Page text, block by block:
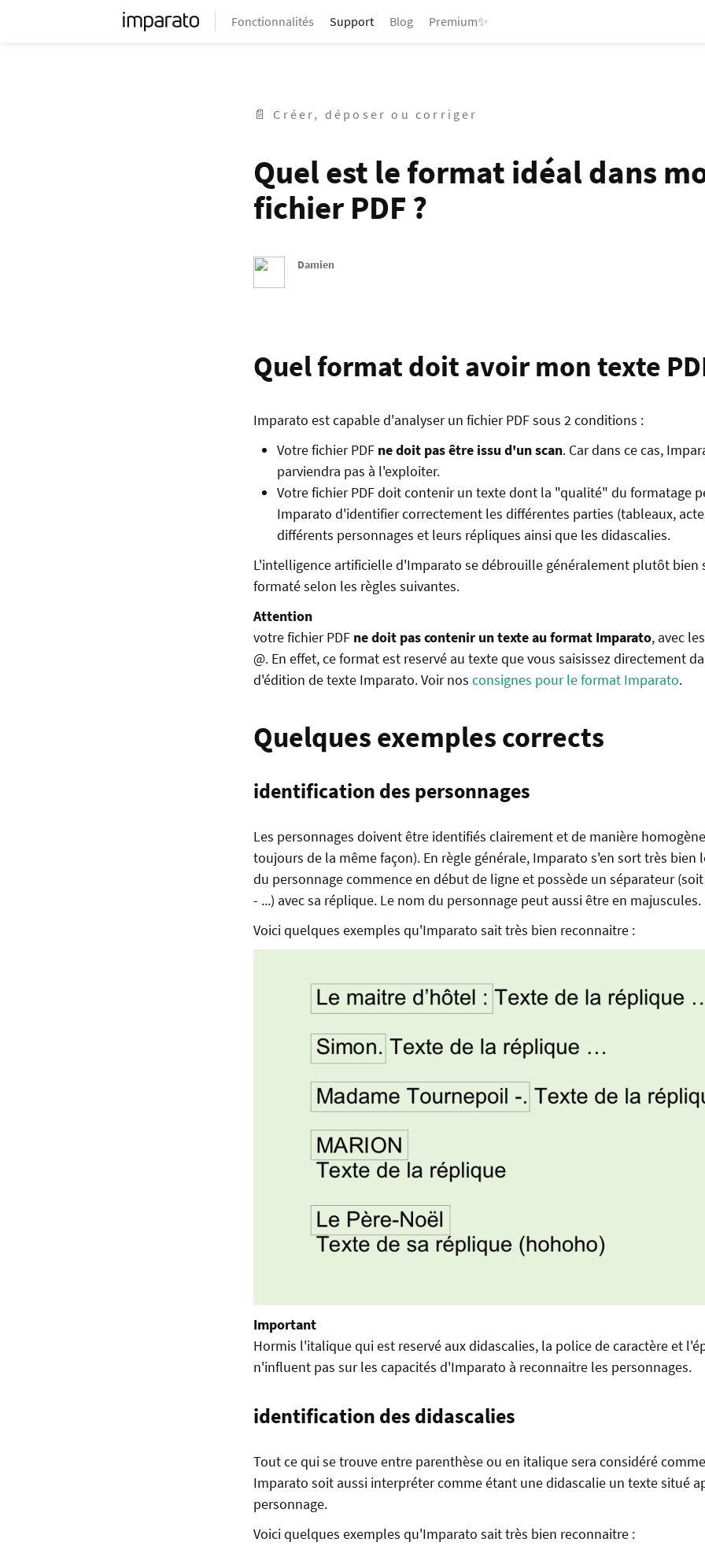
Fonctionnalités Support Blog Premium✨
📄 Créer, déposer ou corriger
Quel est le format idéal dans
fichier PDF ?
Damien
Quel format doit avoir mon texte
Imparato est capable d'analyser un fichier PDF sous 2 conditions :
Votre fichier PDF ne doit pas être issu d'un scan. Car dans ce cas,
parviendra pas à l'exploiter.
Votre fichier PDF doit contenir un texte dont la "qualité" du formatage
Imparato d'identifier correctement les différentes parties (tableaux,
différents personnages et leurs répliques ainsi que les didascalies.
L'intelligence artificielle d'Imparato se débrouille généralement plutôt bien
formaté selon les règles suivantes.
Attention
votre fichier PDF ne doit pas contenir un texte au format Imparato, avec
@. En effet, ce format est reservé au texte que vous saisissez directement
d'édition de texte Imparato. Voir nos consignes pour le format Imparato.
Quelques exemples corrects
identification des personnages
Les personnages doivent être identifiés clairement et de manière
toujours de la même façon). En règle générale, Imparato s'en sort très bien
du personnage commence en début de ligne et possède un séparateur
- ...) avec sa réplique. Le nom du personnage peut aussi être en majuscules.
Voici quelques exemples qu'Imparato sait très bien reconnaitre :
Important
Hormis l'italique qui est reservé aux didascalies, la police de caractère et
n'influent pas sur les capacités d'Imparato à reconnaitre les personnages.
identification des didascalies
Tout ce qui se trouve entre parenthèse ou en italique sera considéré
Imparato soit aussi interpréter comme étant une didascalie un texte situé
personnage.
Voici quelques exemples qu'Imparato sait très bien reconnaitre :